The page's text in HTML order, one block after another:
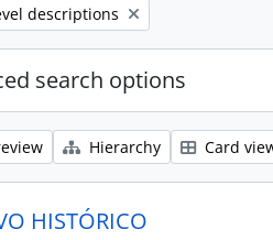
descriptions
search options
Hierarchy Card
HISTÓRICO